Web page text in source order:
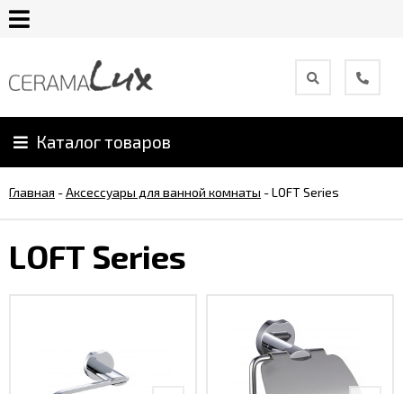
О
продукцией
Каталог товаров
Главная -Аксессуары для ванной комнаты -LOFT Series
LOFT Series